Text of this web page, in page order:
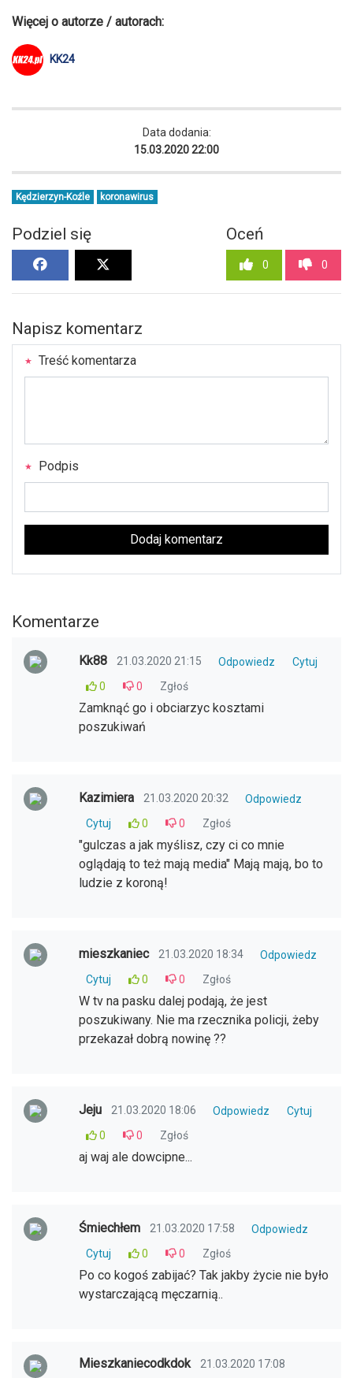
Więcej o autorze / autorach:
KK24
Data dodania:
15.03.2020 22:00
Kędzierzyn-Koźle koronawirus
Podziel się Oceń
0 0
Napisz komentarz
Treść komentarza
Podpis
Dodaj komentarz
Komentarze
Kk88 21.03.2020 21:15 Odpowiedz
Cytuj
0
0 Zgłoś
Zamknąć go i obciarzyc kosztami
poszukiwań
Kazimiera 21.03.2020 20:32
Odpowiedz
Cytuj
0 0 Zgłoś
"gulczas a jak myślisz, czy ci co mnie
oglądają to też mają media" Mają mają, bo to
ludzie z koroną!
mieszkaniec 21.03.2020 18:34
Odpowiedz
Cytuj
0 0 Zgłoś
W tv na pasku dalej podają, że jest
poszukiwany. Nie ma rzecznika policji, żeby
przekazał dobrą nowinę ??
Jeju 21.03.2020 18:06 Odpowiedz
Cytuj
0
0 Zgłoś
aj waj ale dowcipne...
Śmiechłem 21.03.2020 17:58
Odpowiedz
Cytuj
0 0 Zgłoś
Po co kogoś zabijać? Tak jakby życie nie było
wystarczającą męczarnią..
Mieszkaniecodkdok 21.03.2020 17:08